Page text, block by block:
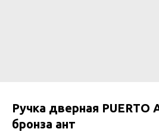
Ручка дверная PUERTO
бронза ант